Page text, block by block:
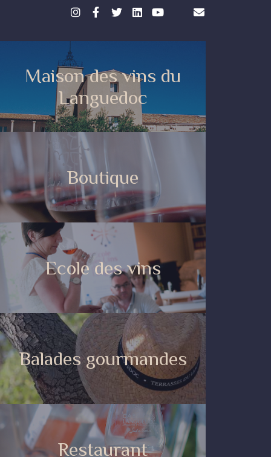
Maison des vins du
Languedoc
Boutique
Ecole des vins
Balades gourmandes
Restaurant